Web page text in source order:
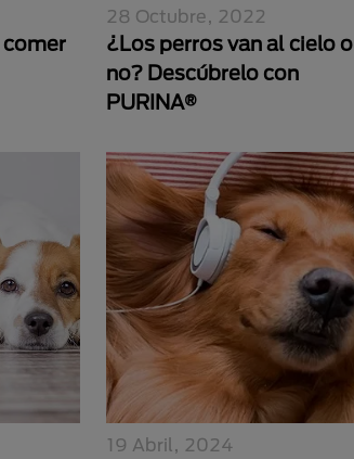
comer
28 Octubre, 2022
¿Los perros van al cielo o
no? Descúbrelo con
PURINA®
19 Abril, 2024